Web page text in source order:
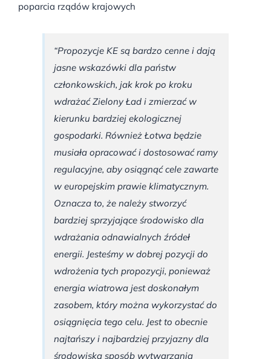
poparcia rządów krajowych
“Propozycje KE są bardzo cenne i dają
jasne wskazówki dla państw
członkowskich, jak krok po kroku
wdrażać Zielony Ład i zmierzać w
kierunku bardziej ekologicznej
gospodarki. Również Łotwa będzie
musiała opracować i dostosować ramy
regulacyjne, aby osiągnąć cele zawarte
w europejskim prawie klimatycznym.
Oznacza to, że należy stworzyć
bardziej sprzyjające środowisko dla
wdrażania odnawialnych źródeł
energii. Jesteśmy w dobrej pozycji do
wdrożenia tych propozycji, ponieważ
energia wiatrowa jest doskonałym
zasobem, który można wykorzystać do
osiągnięcia tego celu. Jest to obecnie
najtańszy i najbardziej przyjazny dla
środowiska sposób wytwarzania